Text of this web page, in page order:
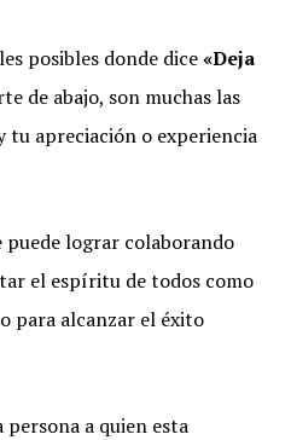
posibles donde dice«Deja
de abajo, son muchas las
tu apreciación o experiencia
puede lograr colaborando
el espíritu de todos como
para alcanzar el éxito
persona a quien esta